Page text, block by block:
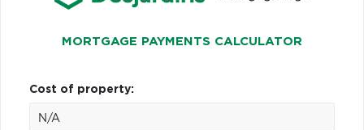
MORTGAGE PAYMENTS CALCULATOR
Cost of property: